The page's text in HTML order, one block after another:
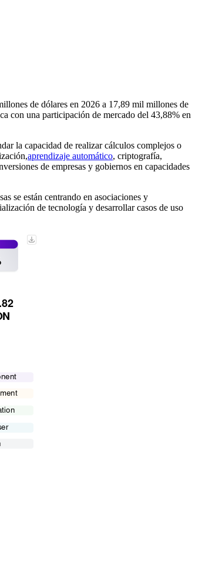
de dólares en 2026 a 17,89 mil millones de
con una participación de mercado del 43,88% en
la capacidad de realizar cálculos complejos o
aprendizaje automático, criptografía,
de empresas y gobiernos en capacidades
se están centrando en asociaciones y
de tecnología y desarrollar casos de uso